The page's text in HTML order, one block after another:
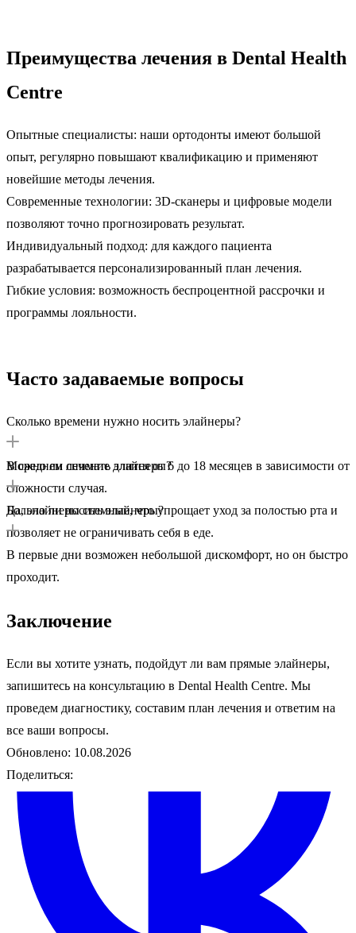
Преимущества лечения в Dental Health
Centre
Опытные специалисты: наши ортодонты имеют большой
опыт, регулярно повышают квалификацию и применяют
новейшие методы лечения.
Современные технологии: 3D-сканеры и цифровые модели
позволяют точно прогнозировать результат.
Индивидуальный подход: для каждого пациента
разрабатывается персонализированный план лечения.
Гибкие условия: возможность беспроцентной рассрочки и
программы лояльности.
Часто задаваемые вопросы
Сколько времени нужно носить элайнеры?
В среднем лечение длится от 6 до 18 месяцев в зависимости от
сложности случая.
Можно ли снимать элайнеры?
Да, элайнеры съемные, что упрощает уход за полостью рта и
позволяет не ограничивать себя в еде.
Больно ли носить элайнеры?
В первые дни возможен небольшой дискомфорт, но он быстро
проходит.
Заключение
Если вы хотите узнать, подойдут ли вам прямые элайнеры,
запишитесь на консультацию в Dental Health Centre. Мы
проведем диагностику, составим план лечения и ответим на
все ваши вопросы.
Обновлено: 10.08.2026
Поделиться: